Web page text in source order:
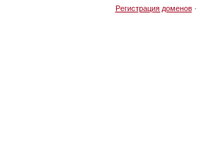
Регистрация доменов·